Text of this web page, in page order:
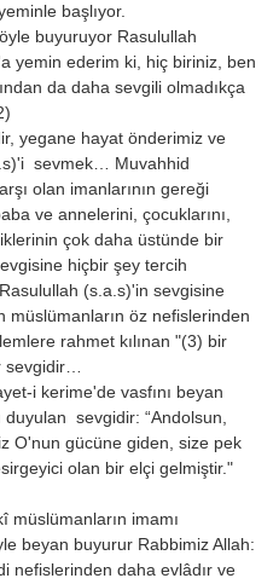
başlıyor.
buyuruyor Rasulullah
yemin ederim ki, hiç biriniz, ben
da daha sevgili olmadıkça
yegane hayat önderimiz ve
sevmek… Muvahhid
olan imanlarının gereği
ve annelerini, çocuklarını,
çok daha üstünde bir
hiçbir şey tercih
(s.a.s)'in sevgisine
öz nefislerinden
rahmet kılınan "(3) bir
sevgidir…
i kerime'de vasfını beyan
duyulan sevgidir: “Andolsun,
O'nun gücüne giden, size pek
olan bir elçi gelmiştir."
müslümanların imamı
beyan buyurur Rabbimiz Allah:
nefislerinden daha evlâdır ve